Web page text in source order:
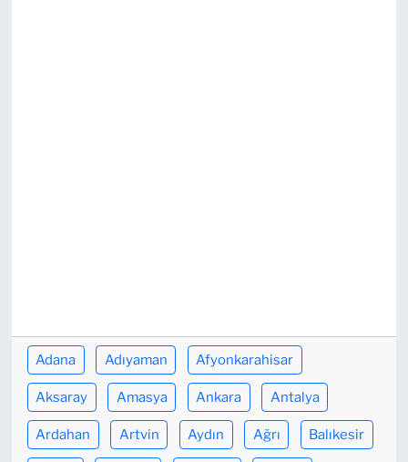
Adana Adıyaman Afyonkarahisar
Aksaray Amasya Ankara Antalya
Ardahan Artvin Aydın Ağrı Balıkesir